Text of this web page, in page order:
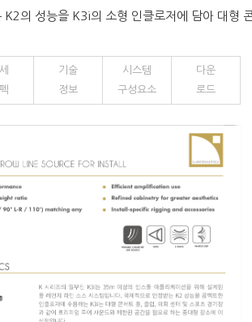
K2의 성능을 K3i의 소형 인클로저에 담아 대형
기술
정보
시스템
구성요소
다운
로드